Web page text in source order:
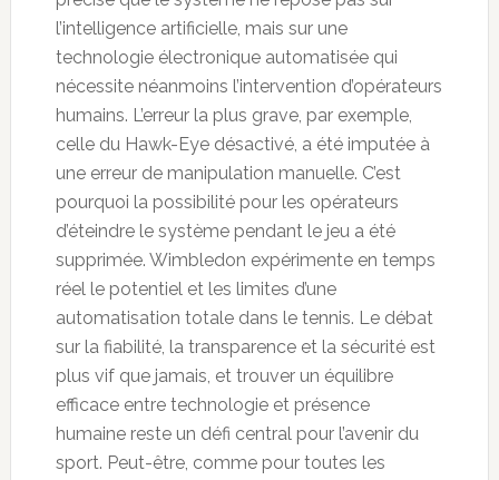
l’intelligence artificielle, mais sur une
technologie électronique automatisée qui
nécessite néanmoins l’intervention d’opérateurs
humains. L’erreur la plus grave, par exemple,
celle du Hawk-Eye désactivé, a été imputée à
une erreur de manipulation manuelle. C’est
pourquoi la possibilité pour les opérateurs
d’éteindre le système pendant le jeu a été
supprimée. Wimbledon expérimente en temps
réel le potentiel et les limites d’une
automatisation totale dans le tennis. Le débat
sur la fiabilité, la transparence et la sécurité est
plus vif que jamais, et trouver un équilibre
efficace entre technologie et présence
humaine reste un défi central pour l’avenir du
sport. Peut-être, comme pour toutes les